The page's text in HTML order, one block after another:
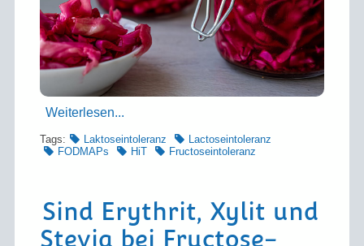
Weiterlesen...
Tags: Laktoseintoleranz
Lactoseintoleranz
FODMAPs
HiT Fructoseintoleranz
Sind Erythrit, Xylit und
Stevia bei Fructose­­